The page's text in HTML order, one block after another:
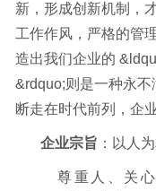
新，形成创新机制，
工作作风，严格的管
造出我们企业的
&rdquo;则是一种永
断走在时代前列，企
企业宗旨 ： 以人
尊重人、关心